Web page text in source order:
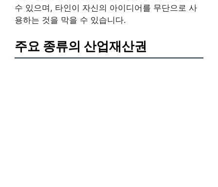
수 있으며, 타인이 자신의 아이디어를 무단으로 사
용하는 것을 막을 수 있습니다.
주요 종류의 산업재산권